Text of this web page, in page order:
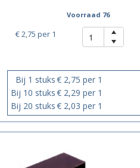
Voorraad 76
€ 2,75 per 1
Bij 1 stuks€ 2,75 per 1
Bij 10 stuks€ 2,29 per 1
Bij 20 stuks€ 2,03 per 1